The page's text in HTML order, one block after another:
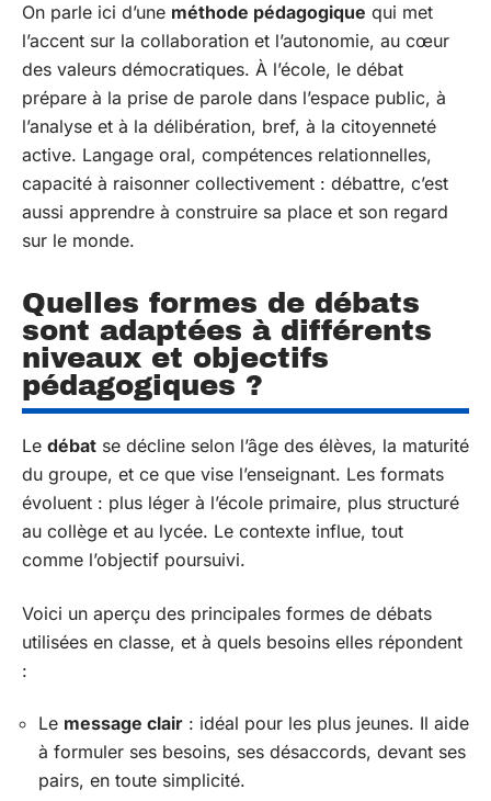
On parle ici d’une méthode pédagogique qui met
l’accent sur la collaboration et l’autonomie, au cœur
des valeurs démocratiques. À l’école, le débat
prépare à la prise de parole dans l’espace public, à
l’analyse et à la délibération, bref, à la citoyenneté
active. Langage oral, compétences relationnelles,
capacité à raisonner collectivement : débattre, c’est
aussi apprendre à construire sa place et son regard
sur le monde.
Quelles formes de débats
sont adaptées à différents
niveaux et objectifs
pédagogiques ?
Le débat se décline selon l’âge des élèves, la maturité
du groupe, et ce que vise l’enseignant. Les formats
évoluent : plus léger à l’école primaire, plus structuré
au collège et au lycée. Le contexte influe, tout
comme l’objectif poursuivi.
Voici un aperçu des principales formes de débats
utilisées en classe, et à quels besoins elles répondent
:
Le message clair : idéal pour les plus jeunes. Il aide
à formuler ses besoins, ses désaccords, devant ses
pairs, en toute simplicité.